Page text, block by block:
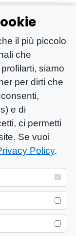
il più piccolo
che
siamo
per dirti che
e di
ci permetti
Se vuoi
Policy.
testata
S.R.L.
Maria
31/01/2025 |